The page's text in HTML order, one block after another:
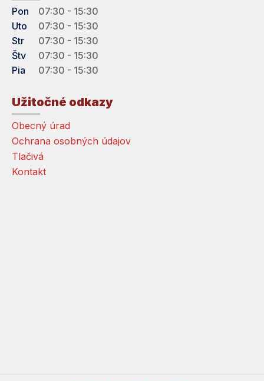
Pon
07:30 - 15:30
Uto
07:30 - 15:30
Str
07:30 - 15:30
Štv
07:30 - 15:30
Pia
07:30 - 15:30
Užitočné odkazy
Obecný úrad
Ochrana osobných údajov
Tlačivá
Kontakt